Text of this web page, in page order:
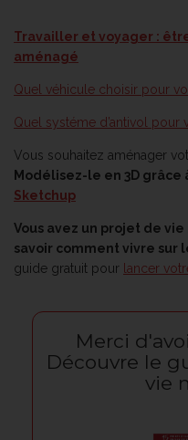
Travailler et voyager :
aménagé
Quel véhicule choisir pour
Quel systéme d’antivol pour
Vous souhaitez aménager
Modélisez-le en 3D grâce
Sketchup
Vous avez un projet de
savoir comment vivre sur
guide gratuit pour lancer
Merci
Découvre le
vie